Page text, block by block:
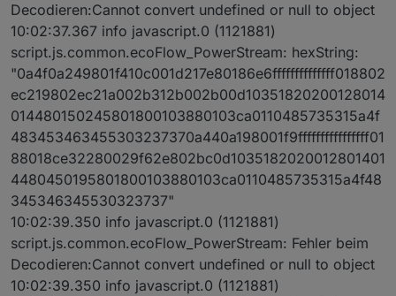
Decodieren:Cannot convert undefined or null to object
10:02:37.367 info javascript.0 (1121881)
script.js.common.ecoFlow_PowerStream: hexString:
"0a4f0a249801f410c001d217e80186e6ffffffffffffff018802
ec219802ec21a002b312b002b00d10351820200128014
014480150245801800103880103ca0110485735315a4f
483453463455303237370a440a198001f9ffffffffffffffff01
88018ce32280029f62e802bc0d1035182020012801401
4480450195801800103880103ca0110485735315a4f48
345346345530323737"
10:02:39.350 info javascript.0 (1121881)
script.js.common.ecoFlow_PowerStream: Fehler beim
Decodieren:Cannot convert undefined or null to object
10:02:39.350 info javascript.0 (1121881)